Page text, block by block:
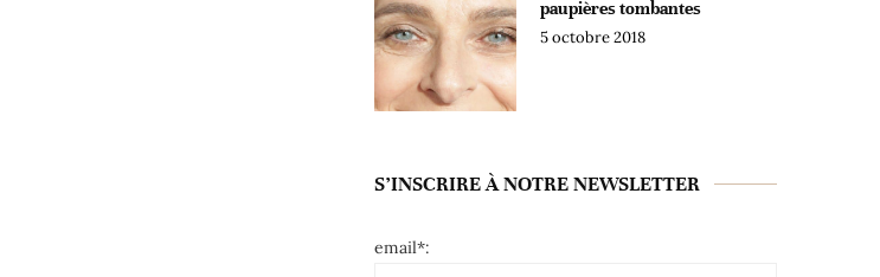
paupières tombantes
5 octobre 2018
S’INSCRIRE À NOTRE NEWSLETTER
email*: